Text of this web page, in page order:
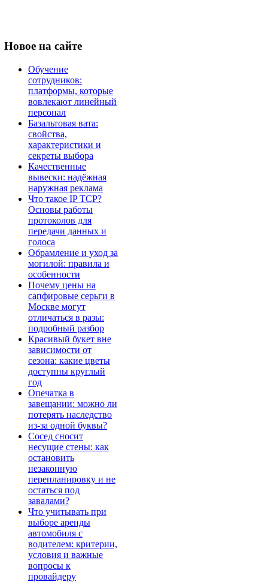
Новое на сайте
Обучение
сотрудников:
платформы, которые
вовлекают линейный
персонал
Базальтовая вата:
свойства,
характеристики и
секреты выбора
Качественные
вывески: надёжная
наружная реклама
Что такое IP TCP?
Основы работы
протоколов для
передачи данных и
голоса
Обрамление и уход за
могилой: правила и
особенности
Почему цены на
сапфировые серьги в
Москве могут
отличаться в разы:
подробный разбор
Красивый букет вне
зависимости от
сезона: какие цветы
доступны круглый
год
Опечатка в
завещании: можно ли
потерять наследство
из-за одной буквы?
Сосед сносит
несущие стены: как
остановить
незаконную
перепланировку и не
остаться под
завалами?
Что учитывать при
выборе аренды
автомобиля с
водителем: критерии,
условия и важные
вопросы к
провайдеру